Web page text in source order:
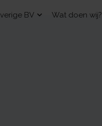
BV Wat doen wij?